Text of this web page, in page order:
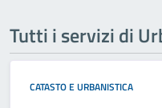
Tutti i servizi di
CATASTO E URBANISTICA